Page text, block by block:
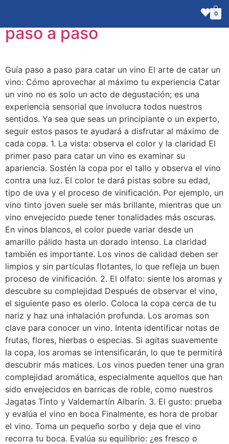
0
¿Cómo catar un vino? Guía
paso a paso
Guía paso a paso para catar un vino El arte de catar un
vino: Cómo aprovechar al máximo tu experiencia Catar
un vino no es solo un acto de degustación; es una
experiencia sensorial que involucra todos nuestros
sentidos. Ya sea que seas un principiante o un experto,
seguir estos pasos te ayudará a disfrutar al máximo de
cada copa. 1. La vista: observa el color y la claridad El
primer paso para catar un vino es examinar su
apariencia. Sostén la copa por el tallo y observa el vino
contra una luz. El color te dará pistas sobre su edad,
tipo de uva y el proceso de vinificación. Por ejemplo, un
vino tinto joven suele ser más brillante, mientras que un
vino envejecido puede tener tonalidades más oscuras.
En vinos blancos, el color puede variar desde un
amarillo pálido hasta un dorado intenso. La claridad
también es importante. Los vinos de calidad deben ser
limpios y sin partículas flotantes, lo que refleja un buen
proceso de vinificación. 2. El olfato: siente los aromas y
descubre su complejidad Después de observar el vino,
el siguiente paso es olerlo. Coloca la copa cerca de tu
nariz y haz una inhalación profunda. Los aromas son
clave para conocer un vino. Intenta identificar notas de
frutas, flores, hierbas o especias. Si agitas suavemente
la copa, los aromas se intensificarán, lo que te permitirá
descubrir más matices. Los vinos pueden tener una gran
complejidad aromática, especialmente aquellos que han
sido envejecidos en barricas de roble, como nuestros
Jagatas Tinto y Valdemartín Albarín. 3. El gusto: prueba
y evalúa el vino en boca Finalmente, es hora de probar
el vino. Toma un pequeño sorbo y deja que el vino
recorra tu boca. Evalúa su equilibrio: ¿es fresco o